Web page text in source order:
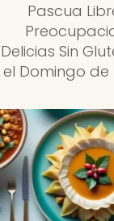
Pascua
Delicias Sin
el Domingo de